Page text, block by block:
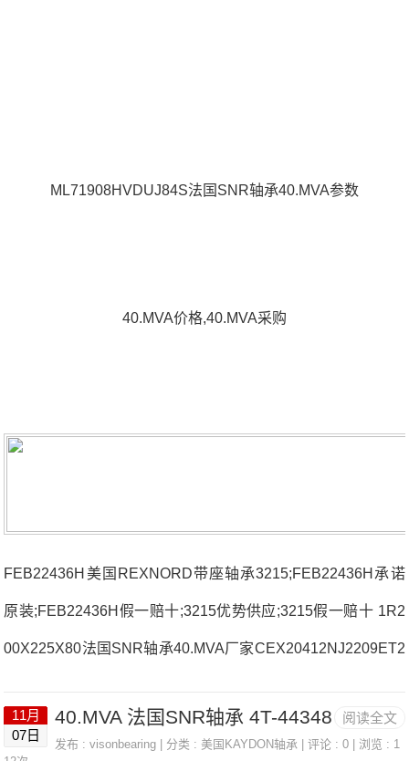
ML71908HVDUJ84S法国SNR轴承40.MVA参数
40.MVA价格,40.MVA采购
FEB22436H美国REXNORD带座轴承3215;FEB22436H承诺
原装;FEB22436H假一赔十;3215优势供应;3215假一赔十 1R2
00X225X80法国SNR轴承40.MVA厂家CEX20412NJ2209ET2
国SNR轴承40.MVA参数40.MVA价格,40.MVA采购 热销型号推
阅读全文
11月
07日
40.MVA 法国SNR轴承 4T-44348
发布 :visonbearing | 分类 :美国KAYDON轴承 | 评论 : 0 | 浏览 : 1